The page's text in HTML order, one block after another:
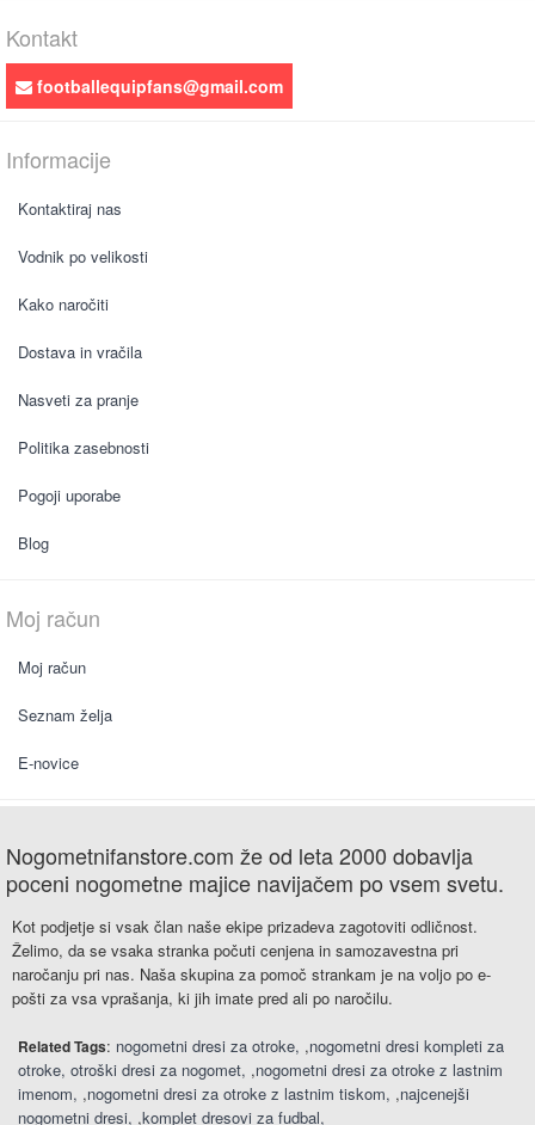
Kontakt
footballequipfans@gmail.com
Informacije
Kontaktiraj nas
Vodnik po velikosti
Kako naročiti
Dostava in vračila
Nasveti za pranje
Politika zasebnosti
Pogoji uporabe
Blog
Moj račun
Moj račun
Seznam želja
E-novice
Nogometnifanstore.com že od leta 2000 dobavlja
poceni nogometne majice navijačem po vsem svetu.
Kot podjetje si vsak član naše ekipe prizadeva zagotoviti odličnost.
Želimo, da se vsaka stranka počuti cenjena in samozavestna pri
naročanju pri nas. Naša skupina za pomoč strankam je na voljo po e-
pošti za vsa vprašanja, ki jih imate pred ali po naročilu.
Related Tags: nogometni dresi za otroke ,nogometni dresi kompleti za
otroke otroški dresi za nogomet ,nogometni dresi za otroke z lastnim
imenom ,nogometni dresi za otroke z lastnim tiskom ,najcenejši
nogometni dresi ,komplet dresovi za fudbal